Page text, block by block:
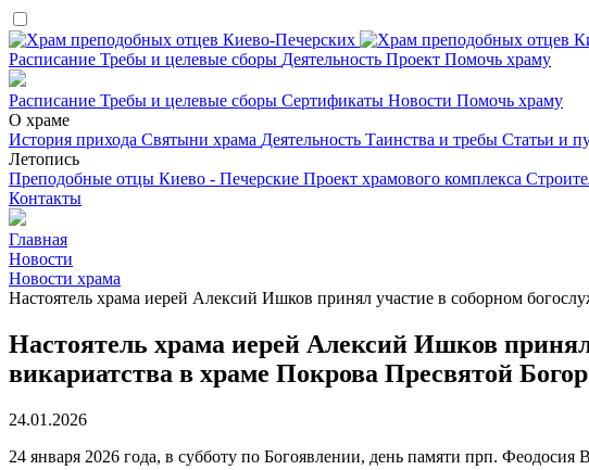
Расписание Требы и целевые сборы Деятельность Проект Помочь храму
Расписание Требы и целевые сборы Сертификаты Новости Помочь храму
О храме
История прихода Святыни храма Деятельность Таинства и требы Статьи и
Летопись
Преподобные отцы Киево - Печерские Проект храмового комплекса
Контакты
Главная
Новости
Новости храма
Настоятель храма иерей Алексий Ишков принял участие в соборном
Настоятель храма иерей Алексий Ишков
викариатства в храме Покрова Пресвятой
24.01.2026
24 января 2026 года, в субботу по Богоявлении, день памяти прп.